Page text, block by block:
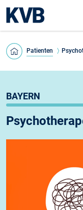
Patienten
BAYERN